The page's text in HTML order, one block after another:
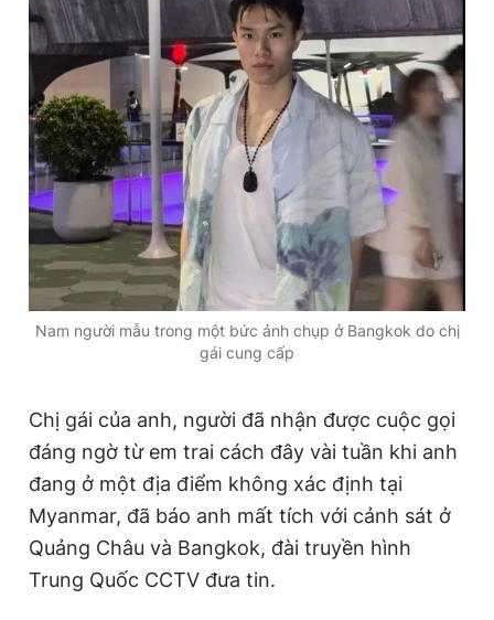
Nam người mẫu trong một bức ảnh chụp ở Bangkok do chị
gái cung cấp
Chị gái của anh, người đã nhận được cuộc gọi
đáng ngờ từ em trai cách đây vài tuần khi anh
đang ở một địa điểm không xác định tại
Myanmar, đã báo anh mất tích với cảnh sát ở
Quảng Châu và Bangkok, đài truyền hình
Trung Quốc CCTV đưa tin.